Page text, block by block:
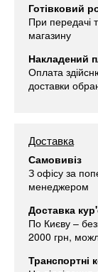
Готівковий
При передачі
магазину
Накладений
Оплата
доставки
Доставка
Самовивіз
З офісу за
менеджером
Доставка
По Києву –
2000 грн,
Транспортні